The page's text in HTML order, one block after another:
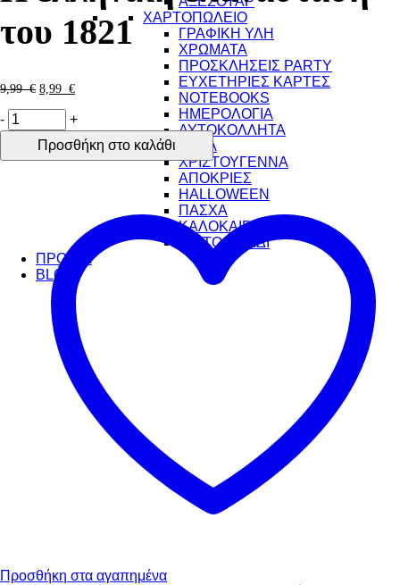
ΧΑΡΤΟΠΩΛΕΙΟ
ΓΡΑΦΙΚΗ ΥΛΗ
ΧΡΩΜΑΤΑ
ΠΡΟΣΚΛΗΣΕΙΣ PARTY
ΕΥΧΕΤΗΡΙΕΣ ΚΑΡΤΕΣ
NOTEBOOKS
ΗΜΕΡΟΛΟΓΙΑ
ΑΥΤΟΚΟΛΛΗΤΑ
ΕΠΟΧΙΑΚΑ
ΧΡΙΣΤΟΥΓΕΝΝΑ
ΑΠΟΚΡΙΕΣ
HALLOWEEN
ΠΑΣΧΑ
ΚΑΛΟΚΑΙΡΙ
ΓΙΑ ΤΟ ΤΑΞΙΔΙ
ΠΡΟΦΙΛ
BLOG
του 1821
9,99 € 8,99 €
-
+
Προσθήκη στο καλάθι
Προσθήκη στα αγαπημένα